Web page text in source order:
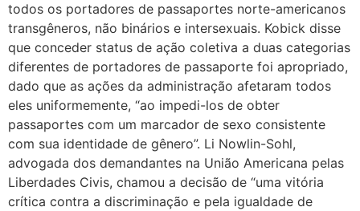
todos os portadores de passaportes norte-americanos
transgêneros, não binários e intersexuais. Kobick disse
que conceder status de ação coletiva a duas categorias
diferentes de portadores de passaporte foi apropriado,
dado que as ações da administração afetaram todos
eles uniformemente, “ao impedi-los de obter
passaportes com um marcador de sexo consistente
com sua identidade de gênero”. Li Nowlin-Sohl,
advogada dos demandantes na União Americana pelas
Liberdades Civis, chamou a decisão de “uma vitória
crítica contra a discriminação e pela igualdade de